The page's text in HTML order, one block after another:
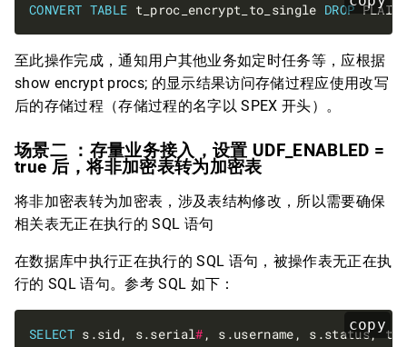
CONVERT TABLE t_proc_encrypt_to_single DROP PLAIN
至此操作完成，通知用户其他业务如定时任务等，应根据
show encrypt procs; 的显示结果访问存储过程应使用改写
后的存储过程（存储过程的名字以 SPEX 开头）。
场景二 ：存量业务接入，设置 UDF_ENABLED =
true 后，将非加密表转为加密表
将非加密表转为加密表，涉及表结构修改，所以需要确保
相关表无正在执行的 SQL 语句
在数据库中执行正在执行的 SQL 语句，被操作表无正在执
行的 SQL 语句。参考 SQL 如下：
copy
SELECT s.sid, s.serial#